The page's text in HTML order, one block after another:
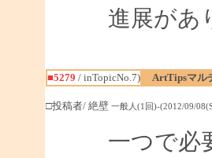
進展があ
■5279 / inTopicNo.7) ArtTipsマル
□投稿者/ 絶壁 一般人(1回)-(2012/09/
一つで必